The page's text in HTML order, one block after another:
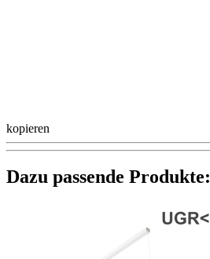
kopieren
Dazu passende Produkte: